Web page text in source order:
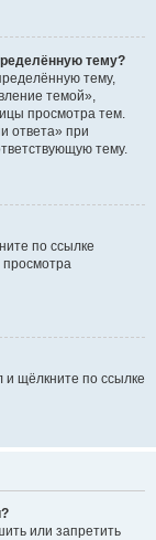
тему?
тему,
темой»,
просмотра тем.
ответа» при
тему.
по ссылке
и щёлкните по ссылке
или запретить